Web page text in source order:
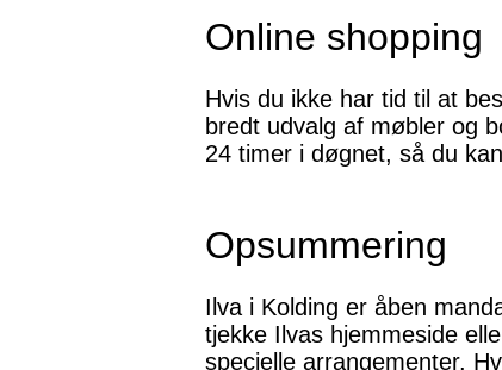
Online shopping
Hvis du ikke har tid til at
bredt udvalg af møbler og
24 timer i døgnet, så du
Opsummering
Ilva i Kolding er åben
tjekke Ilvas hjemmeside
specielle arrangementer.